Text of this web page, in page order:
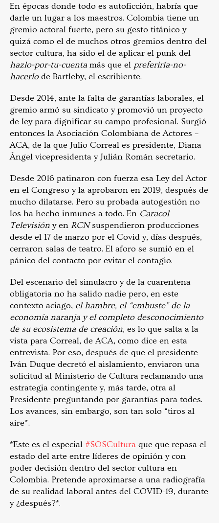
En épocas donde todo es autoficción, habría que
darle un lugar a los maestros. Colombia tiene un
gremio actoral fuerte, pero su gesto titánico y
quizá como el de muchos otros gremios dentro del
sector cultura, ha sido el de aplicar el punk del
hazlo-por-tu-cuenta más que el preferiría-no-
hacerlode Bartleby, el escribiente.
Desde 2014, ante la falta de garantías laborales, el
gremio armó su sindicato y promovió un proyecto
de ley para dignificar su campo profesional. Surgió
entonces la Asociación Colombiana de Actores –
ACA, de la que Julio Correal es presidente, Diana
Ángel vicepresidenta y Julián Román secretario.
Desde 2016 patinaron con fuerza esa Ley del Actor
en el Congreso y la aprobaron en 2019, después de
mucho dilatarse. Pero su probada autogestión no
los ha hecho inmunes a todo. En Caracol
Televisióny en RCNsuspendieron producciones
desde el 17 de marzo por el Covid y, días después,
cerraron salas de teatro. El aforo se sumió en el
pánico del contacto por evitar el contagio.
Del escenario del simulacro y de la cuarentena
obligatoria no ha salido nadie pero, en este
contexto aciago, el hambre, el “embuste” de la
economía naranja y el completo desconocimiento
de su ecosistema de creación, es lo que salta a la
vista para Correal, de ACA, como dice en esta
entrevista. Por eso, después de que el presidente
Iván Duque decretó el aislamiento, enviaron una
solicitud al Ministerio de Cultura reclamando una
estrategia contingente y, más tarde, otra al
Presidente preguntando por garantías para todes.
Los avances, sin embargo, son tan solo “tiros al
aire”.
*Este es el especial #SOSCultura que que repasa el
estado del arte entre líderes de opinión y con
poder decisión dentro del sector cultura en
Colombia. Pretende aproximarse a una radiografía
de su realidad laboral antes del COVID-19, durante
y ¿después?*.